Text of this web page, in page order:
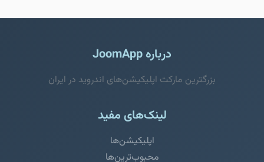
درباره JoomApp
بزرگترین مارکت اپلیکیشن‌های اندروید در ایران
لینک‌های مفید
اپلیکیشن‌ها
محبوب‌ترین‌ها